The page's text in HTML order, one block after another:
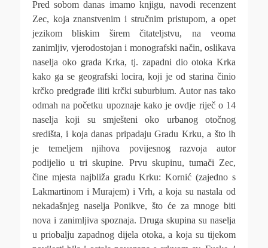
Pred sobom danas imamo knjigu, navodi recenzent
Zec, koja znanstvenim i stručnim pristupom, a opet
jezikom bliskim širem čitateljstvu, na veoma
zanimljiv, vjerodostojan i monografski način, oslikava
naselja oko grada Krka, tj. zapadni dio otoka Krka
kako ga se geografski locira, koji je od starina činio
krčko predgrađe iliti krčki suburbium. Autor nas tako
odmah na početku upoznaje kako je ovdje riječ o 14
naselja koji su smješteni oko urbanog otočnog
središta, i koja danas pripadaju Gradu Krku, a što ih
je temeljem njihova povijesnog razvoja autor
podijelio u tri skupine. Prvu skupinu, tumači Zec,
čine mjesta najbliža gradu Krku: Kornić (zajedno s
Lakmartinom i Murajem) i Vrh, a koja su nastala od
nekadašnjeg naselja Ponikve, što će za mnoge biti
nova i zanimljiva spoznaja. Druga skupina su naselja
u priobalju zapadnog dijela otoka, a koja su tijekom